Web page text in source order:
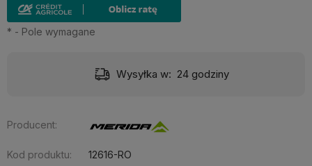
* - Pole wymagane
Wysyłka w: 24 godziny
Producent:
Kod produktu:
12616-RO